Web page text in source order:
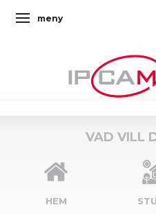
Ändra navigering
meny
VAD VILL
HEM